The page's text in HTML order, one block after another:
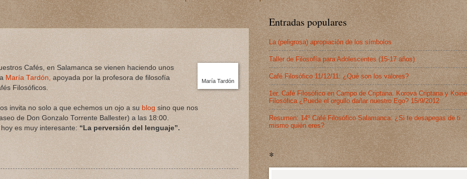
María Tardón
Cafés, en Salamanca se vienen haciendo unos
María Tardón, apoyada por la profesora de filosofía
Filosóficos.
invita no solo a que echemos un ojo a su blog sino que nos
de Don Gonzalo Torrente Ballester) a las 18:00.
es muy interesante: “La perversión del lenguaje”.
Entradas populares
La (peligrosa) apropiación de los símbolos
Taller de Filosofía para Adolescentes (15-17 años)
Café Filosófico 11/12/11: ¿Qué son los valores?
1er. Café Filosófico en Campo de Criptana. Korova Criptana y Koiné
Filosófica ¿Puede el orgullo dañar nuestro Ego? 15/9/2012
Resumen: 14º Café Filosófico Salamanca: ¿Si te desapegas de ti
mismo quién eres?
*